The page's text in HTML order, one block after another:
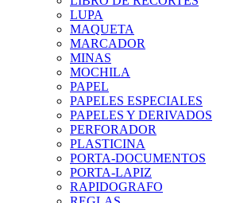
LUPA
MAQUETA
MARCADOR
MINAS
MOCHILA
PAPEL
PAPELES ESPECIALES
PAPELES Y DERIVADOS
PERFORADOR
PLASTICINA
PORTA-DOCUMENTOS
PORTA-LAPIZ
RAPIDOGRAFO